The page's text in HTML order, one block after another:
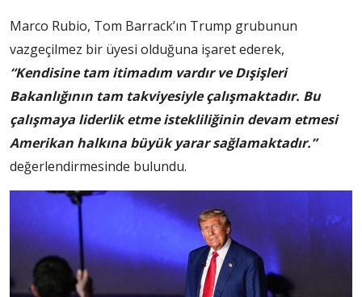
Marco Rubio, Tom Barrack’ın Trump grubunun
vazgeçilmez bir üyesi olduğuna işaret ederek,
“Kendisine tam itimadım vardır ve Dışişleri
Bakanlığının tam takviyesiyle çalışmaktadır. Bu
çalışmaya liderlik etme istekliliğinin devam etmesi
Amerikan halkına büyük yarar sağlamaktadır.”
değerlendirmesinde bulundu.